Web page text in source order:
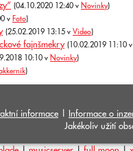
(04.10.2020 12:40 v Novinky)
v Foto)
(25.02.2019 13:15 v Video)
fajnšmekry (10.02.2019 11:10 v
10:10 v Novinky)
)
informace
Informace o
Jakékoliv užití